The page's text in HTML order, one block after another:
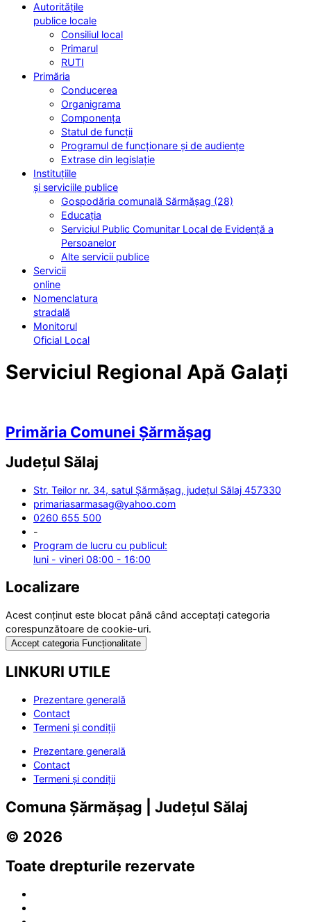
Autoritățile
publice locale
Consiliul local
Primarul
RUTI
Primăria
Conducerea
Organigrama
Componența
Statul de funcții
Programul de funcționare și de audiențe
Extrase din legislație
Instituțiile
și serviciile publice
Gospodăria comunală Sărmășag (28)
Educația
Serviciul Public Comunitar Local de Evidență a
Persoanelor
Alte servicii publice
Servicii
online
Nomenclatura
stradală
Monitorul
Oficial Local
Serviciul Regional Apă Galați
Primăria Comunei Șărmășag
Județul Sălaj
Str. Teilor nr. 34, satul Șărmășag, județul Sălaj 457330
primariasarmasag@yahoo.com
0260 655 500
-
Program de lucru cu publicul:
luni - vineri 08:00 - 16:00
Localizare
Acest conținut este blocat până când acceptați categoria
corespunzătoare de cookie-uri.
Accept categoria Funcționalitate
LINKURI UTILE
Prezentare generală
Contact
Termeni și condiții
Prezentare generală
Contact
Termeni și condiții
Comuna Șărmășag | Județul Sălaj
© 2026
Toate drepturile rezervate